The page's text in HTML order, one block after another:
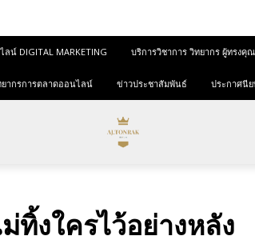
น์ DIGITAL MARKETING บริการวิชาการ วิทยากร ผู้ทรงคุ
ากรการตลาดออนไลน์ ข่าวประชาสัมพันธ์ ประกาศนี
งใครไว้อย่างหลัง